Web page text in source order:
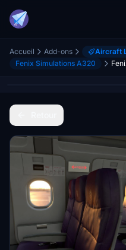
Accueil Add-ons
Aircraft
Fenix Simulations A320